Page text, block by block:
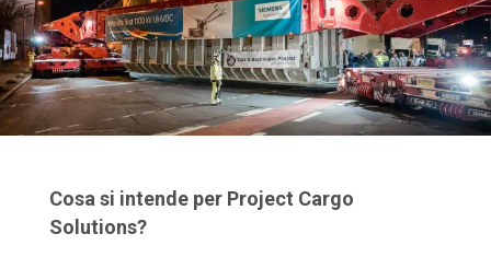
Cosa si intende per Project Cargo
Solutions?